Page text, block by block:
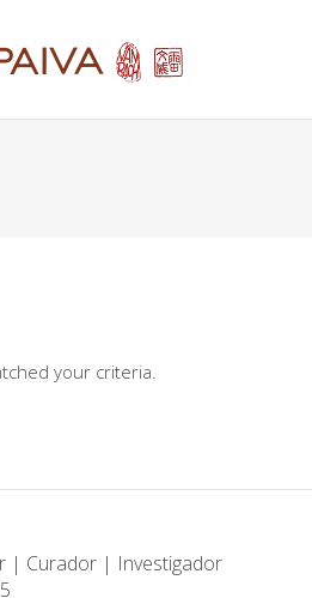
your criteria.
| Curador | Investigador